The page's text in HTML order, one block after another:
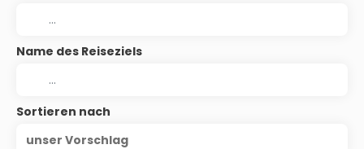
Name des Reiseziels
Sortieren nach
unser Vorschlag